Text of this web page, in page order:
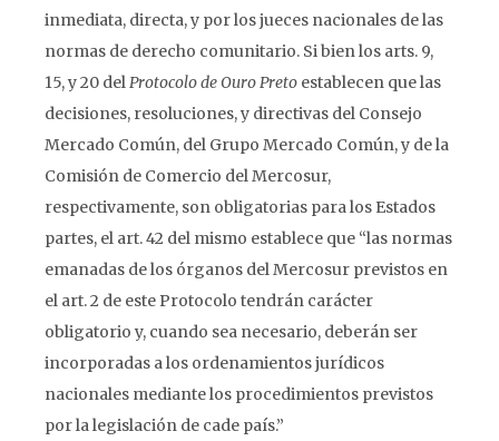
inmediata, directa, y por los jueces nacionales de las
normas de derecho comunitario. Si bien los arts. 9,
15, y 20 delProtocolo de Ouro Preto establecen que las
decisiones, resoluciones, y directivas del Consejo
Mercado Común, del Grupo Mercado Común, y de la
Comisión de Comercio del Mercosur,
respectivamente, son obligatorias para los Estados
partes, el art. 42 del mismo establece que “las normas
emanadas de los órganos del Mercosur previstos en
el art. 2 de este Protocolo tendrán carácter
obligatorio y, cuando sea necesario, deberán ser
incorporadas a los ordenamientos jurídicos
nacionales mediante los procedimientos previstos
por la legislación de cade país.”